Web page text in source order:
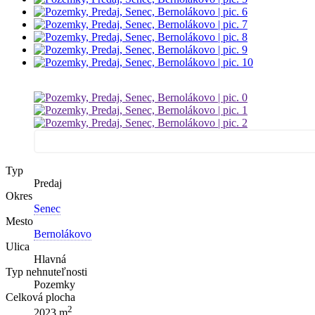
Typ
Predaj
Okres
Senec
Mesto
Bernolákovo
Ulica
Hlavná
Typ nehnuteľnosti
Pozemky
Celková plocha
2023 m2